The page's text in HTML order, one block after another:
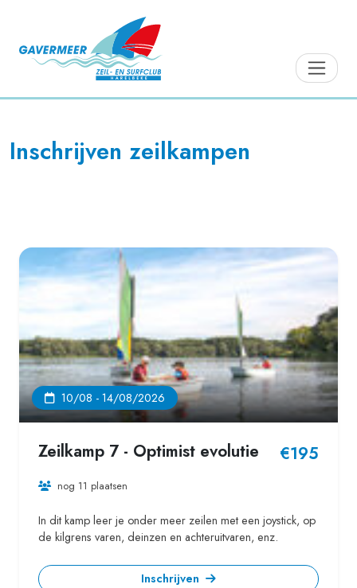
Inschrijven zeilkampen
10/08 - 14/08/2026
Zeilkamp 7 - Optimist evolutie €195
nog 11 plaatsen
In dit kamp leer je onder meer zeilen met een joystick, op
de kilgrens varen, deinzen en achteruitvaren, enz.
Inschrijven